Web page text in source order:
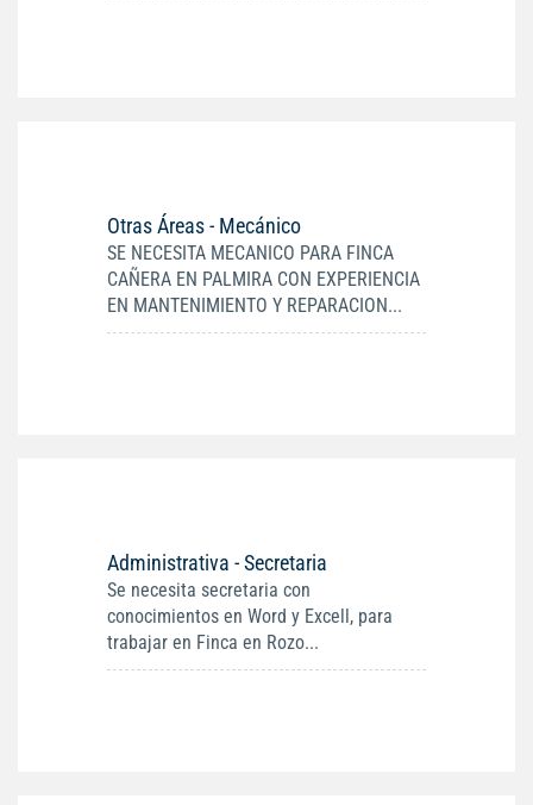
Otras Áreas - Mecánico
SE NECESITA MECANICO PARA FINCA
CAÑERA EN PALMIRA CON EXPERIENCIA
EN MANTENIMIENTO Y REPARACION...
Administrativa - Secretaria
Se necesita secretaria con
conocimientos en Word y Excell, para
trabajar en Finca en Rozo...